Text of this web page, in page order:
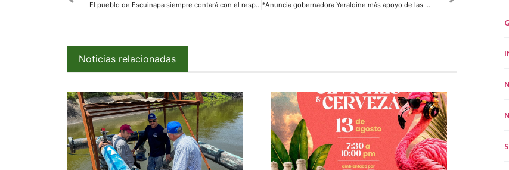
El pueblo de Escuinapa siempre contará con el respaldo del Gobierno del Estado: Yeraldine Bonilla *Anuncia gobernadora Yeraldine más apoyo de las Fuerzas Federales para reforzar la seguridad en Escuinapa*
Noticias relacionadas